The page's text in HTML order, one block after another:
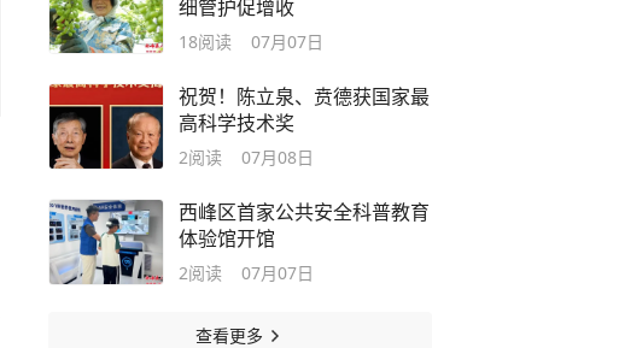
细管护促增收
18阅读 07月07日
祝贺！陈立泉、贲德获国家最
高科学技术奖
2阅读 07月08日
西峰区首家公共安全科普教育
体验馆开馆
2阅读 07月07日
查看更多